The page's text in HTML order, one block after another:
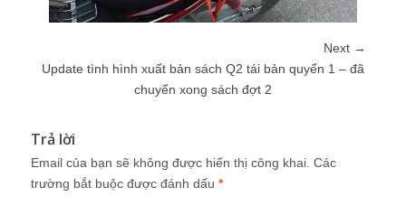
Next →
Update tình hình xuất bản sách Q2 tái bản quyển 1 – đã
chuyển xong sách đợt 2
Trả lời
Email của bạn sẽ không được hiển thị công khai. Các
trường bắt buộc được đánh dấu *